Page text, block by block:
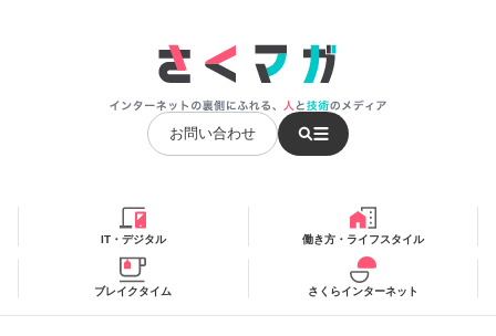
お問い合わせ
IT・デジタル 働き方・ライフスタイル
ブレイクタイム さくらインターネット